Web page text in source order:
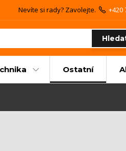
Nevíte si rady? Zavolejte. +420
Ostatní